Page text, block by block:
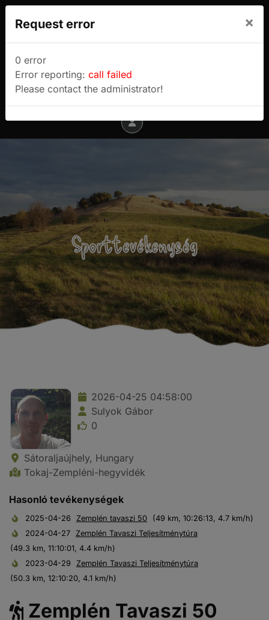
Sulyok Gábor túrablogja
Menu
Sporttevékenység
2026-04-25 04:58:00
Sulyok Gábor
0
Sátoraljaújhely, Hungary
Tokaj-Zempléni-hegyvidék
Hasonló tevékenységek
2025-04-26 Zemplén tavaszi 50
(49 km, 10:26:13, 4.7 km/h)
2024-04-27
Zemplén Tavaszi Teljesítménytúra
(49.3 km, 11:10:01, 4.4 km/h)
2023-04-29
Zemplén Tavaszi Teljesítménytúra
(50.3 km, 12:10:20, 4.1 km/h)
Zemplén Tavaszi 50
Request error ×
0 error
Error reporting: call failed
Please contact the administrator!